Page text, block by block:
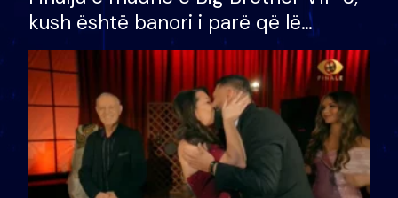
kush është banori i parë që lë
shtëpinë dhe humb mundësinë për
të fituar çmimin e madh